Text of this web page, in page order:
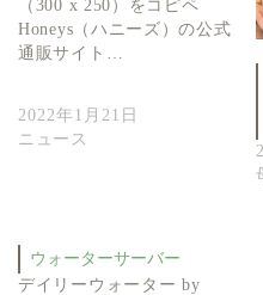
（300 x 250）をコピペ
Honeys（ハニーズ）の公式
通販サイト…
2022年1月21日
ニュース
ウォーターサーバー
デイリーウォーター by